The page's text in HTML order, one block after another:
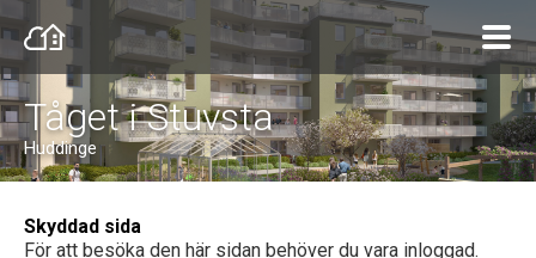
Tåget i Stuvsta
Huddinge
Skyddad sida
För att besöka den här sidan behöver du vara inloggad.